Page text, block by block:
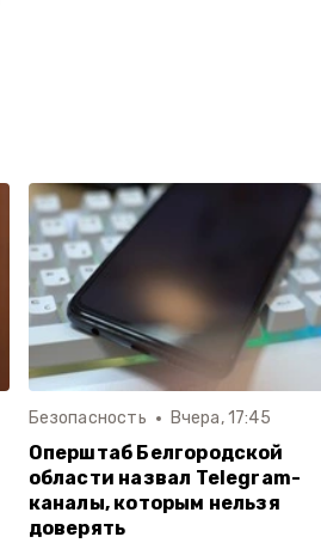
Безопасность Вчера, 17:45
Оперштаб Белгородской
области назвал Telegram-
каналы, которым нельзя
доверять